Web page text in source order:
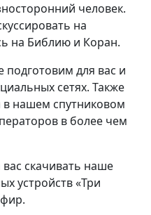
человек.
на
на Библию и Коран.
для вас и
сетях. Также
в нашем спутниковом
в более чем
скачивать наше
устройств «Три